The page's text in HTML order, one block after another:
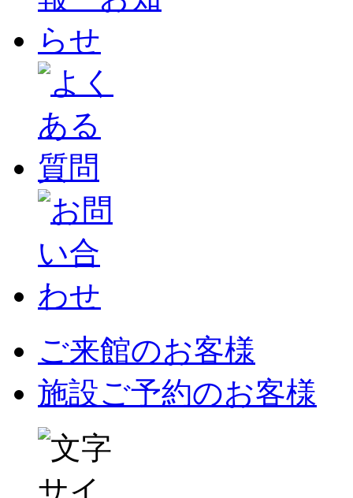
ご来館のお客様
施設ご予約のお客様